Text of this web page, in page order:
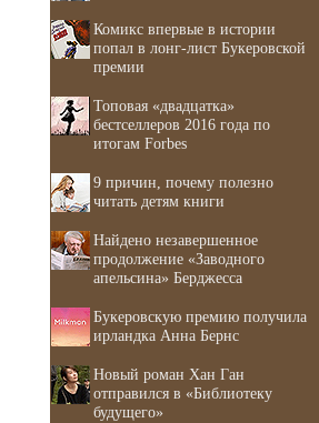
Комикс впервые в истории
попал в лонг-лист Букеровской
премии
Топовая «двадцатка»
бестселлеров 2016 года по
итогам Forbes
9 причин, почему полезно
читать детям книги
Найдено незавершенное
продолжение «Заводного
апельсина» Берджесса
Букеровскую премию получила
ирландка Анна Бернс
Новый роман Хан Ган
отправился в «Библиотеку
будущего»